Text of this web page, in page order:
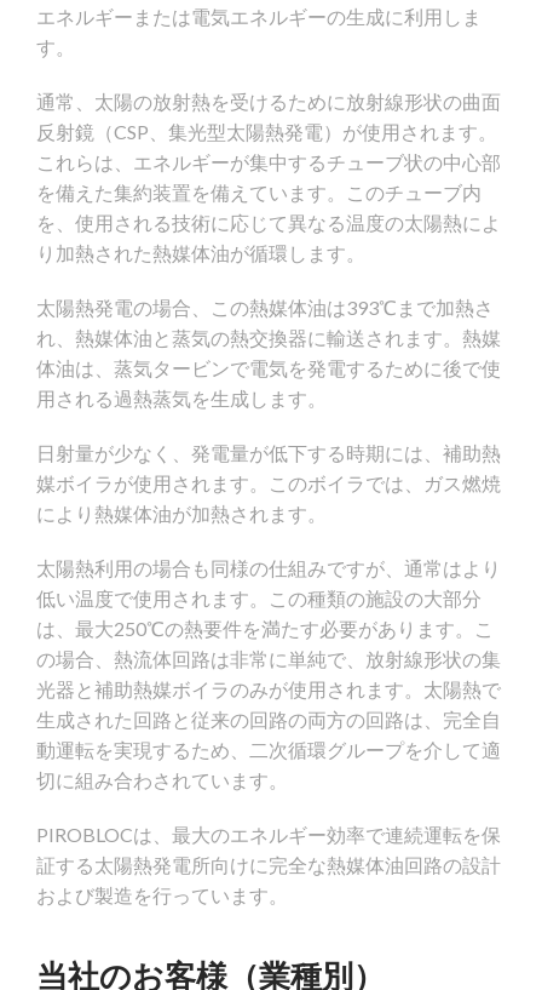
エネルギーまたは電気エネルギーの生成に利用しま
す。
通常、太陽の放射熱を受けるために放射線形状の曲面
反射鏡（CSP、集光型太陽熱発電）が使用されます。
これらは、エネルギーが集中するチューブ状の中心部
を備えた集約装置を備えています。このチューブ内
を、使用される技術に応じて異なる温度の太陽熱によ
り加熱された熱媒体油が循環します。
太陽熱発電の場合、この熱媒体油は393℃まで加熱さ
れ、熱媒体油と蒸気の熱交換器に輸送されます。熱媒
体油は、蒸気タービンで電気を発電するために後で使
用される過熱蒸気を生成します。
日射量が少なく、発電量が低下する時期には、補助熱
媒ボイラが使用されます。このボイラでは、ガス燃焼
により熱媒体油が加熱されます。
太陽熱利用の場合も同様の仕組みですが、通常はより
低い温度で使用されます。この種類の施設の大部分
は、最大250℃の熱要件を満たす必要があります。こ
の場合、熱流体回路は非常に単純で、放射線形状の集
光器と補助熱媒ボイラのみが使用されます。太陽熱で
生成された回路と従来の回路の両方の回路は、完全自
動運転を実現するため、二次循環グループを介して適
切に組み合わされています。
PIROBLOCは、最大のエネルギー効率で連続運転を保
証する太陽熱発電所向けに完全な熱媒体油回路の設計
および製造を行っています。
当社のお客様（業種別）